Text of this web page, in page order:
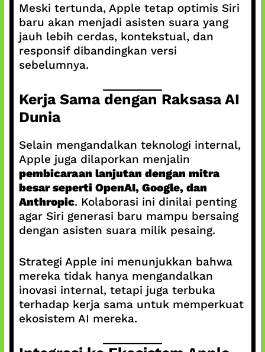
Meski tertunda, Apple tetap optimis Siri
baru akan menjadi asisten suara yang
jauh lebih cerdas, kontekstual, dan
responsif dibandingkan versi
sebelumnya.
Kerja Sama dengan Raksasa AI
Dunia
Selain mengandalkan teknologi internal,
Apple juga dilaporkan menjalin
pembicaraan lanjutan dengan mitra
besar seperti OpenAI, Google, dan
Anthropic. Kolaborasi ini dinilai penting
agar Siri generasi baru mampu bersaing
dengan asisten suara milik pesaing.
Strategi Apple ini menunjukkan bahwa
mereka tidak hanya mengandalkan
inovasi internal, tetapi juga terbuka
terhadap kerja sama untuk memperkuat
ekosistem AI mereka.